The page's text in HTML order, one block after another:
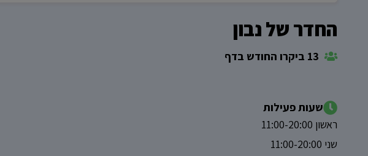
החדר של נבון
שעות פעילות
ראשון 11:00-20:00
שני 11:00-20:00